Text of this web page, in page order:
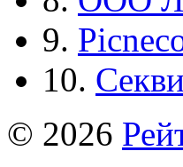
9.
10.
© 2026